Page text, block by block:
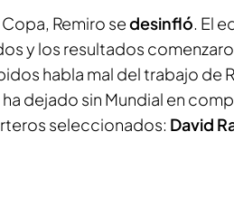
Copa, Remiro sedesinfló. El
y los resultados
habla mal del trabajo de
dejado sin Mundial en
seleccionados: David